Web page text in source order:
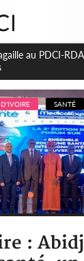
des
SANTÉ
: